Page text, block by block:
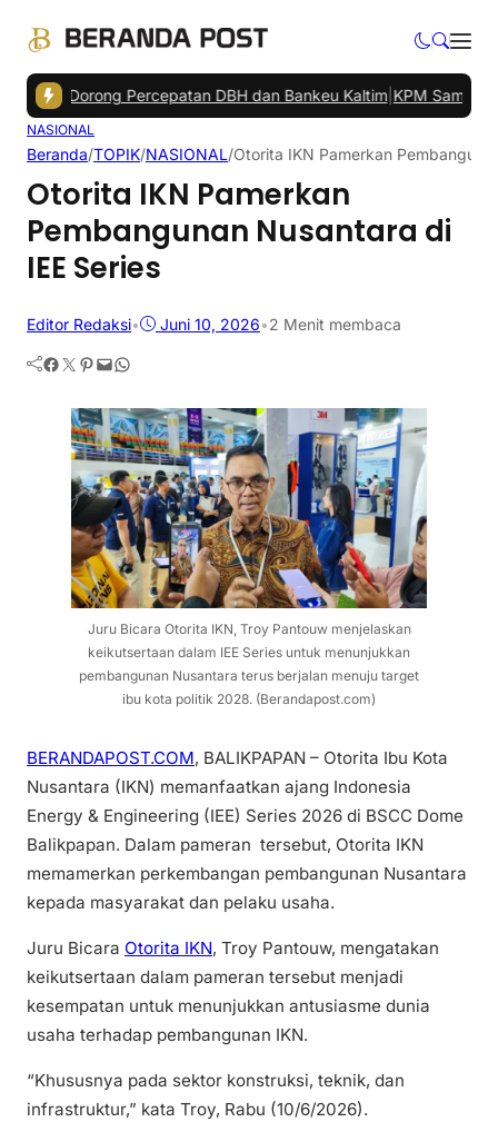
Dorong Percepatan DBH dan Bankeu Kaltim|KPM Samarinda
NASIONAL
Beranda/TOPIK/NASIONAL/Otorita IKN Pamerkan
Otorita IKN Pamerkan
Pembangunan Nusantara di
IEE Series
Editor Redaksi• Juni 10, 2026•2 Menit membaca
Facebook Twitter Pinterest Mail WhatsApp
Juru Bicara Otorita IKN, Troy Pantouw menjelaskan
keikutsertaan dalam IEE Series untuk menunjukkan
pembangunan Nusantara terus berjalan menuju target
ibu kota politik 2028. (Berandapost.com)
BERANDAPOST.COM, BALIKPAPAN – Otorita Ibu Kota
Nusantara (IKN) memanfaatkan ajang Indonesia
Energy & Engineering (IEE) Series 2026 di BSCC Dome
Balikpapan. Dalam pameran tersebut, Otorita IKN
memamerkan perkembangan pembangunan Nusantara
kepada masyarakat dan pelaku usaha.
Juru Bicara Otorita IKN, Troy Pantouw, mengatakan
keikutsertaan dalam pameran tersebut menjadi
kesempatan untuk menunjukkan antusiasme dunia
usaha terhadap pembangunan IKN.
“Khususnya pada sektor konstruksi, teknik, dan
infrastruktur,” kata Troy, Rabu (10/6/2026).